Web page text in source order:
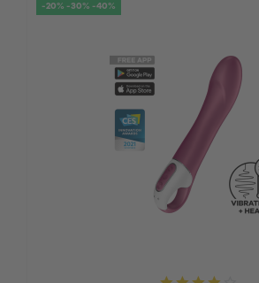
-20% -30% -40%